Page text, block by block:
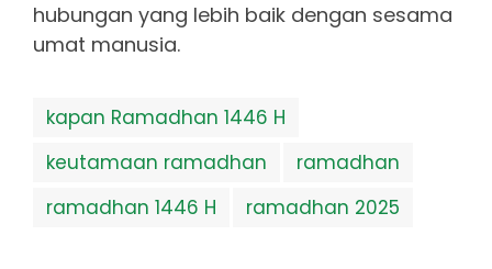
hubungan yang lebih baik dengan sesama
umat manusia.
kapan Ramadhan 1446 H
keutamaan ramadhan
ramadhan
ramadhan 1446 H
ramadhan 2025